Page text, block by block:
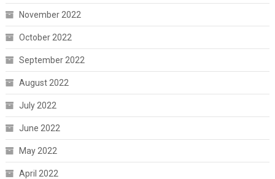
November 2022
October 2022
September 2022
August 2022
July 2022
June 2022
May 2022
April 2022